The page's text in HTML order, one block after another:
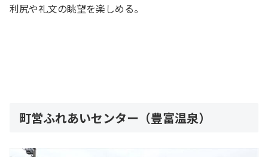
利尻や礼文の眺望を楽しめる。
町営ふれあいセンター（豊富温泉）